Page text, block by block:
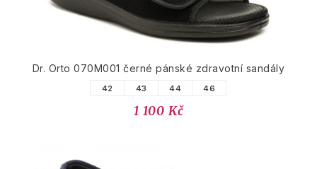
Dr. Orto 070M001 černé pánské zdravotní sandály
42 43 44 46
1 100 Kč